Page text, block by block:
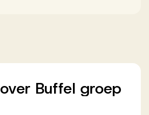
over Buffel groep